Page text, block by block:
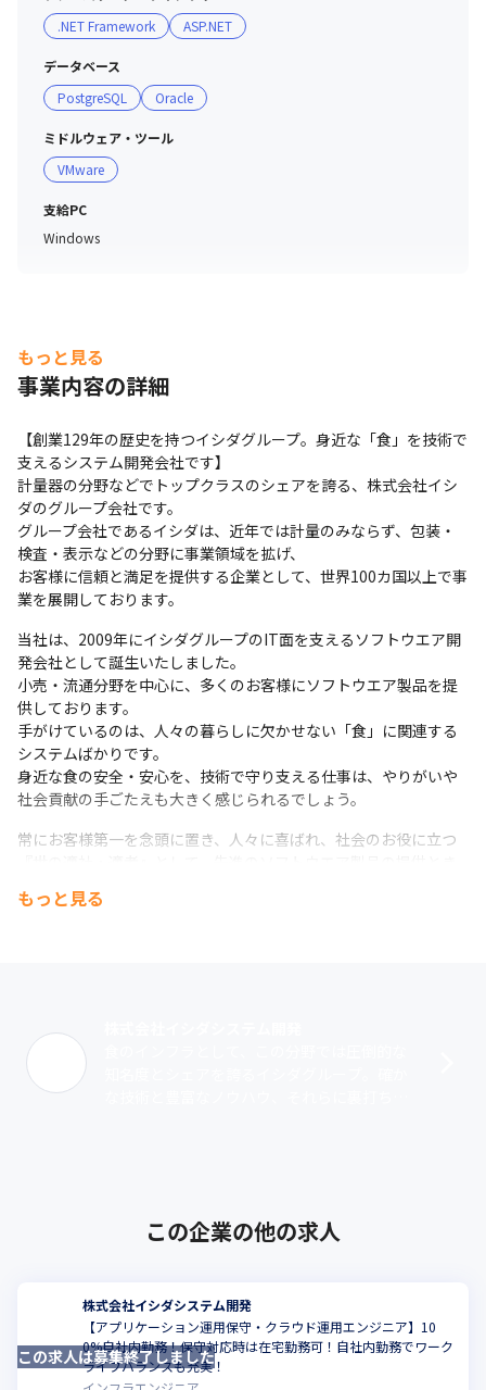
.NET Framework
ASP.NET
データベース
PostgreSQL
Oracle
ミドルウェア・ツール
VMware
支給PC
Windows
もっと見る
事業内容の詳細
【創業129年の歴史を持つイシダグループ。身近な「食」を技術で
支えるシステム開発会社です】
計量器の分野などでトップクラスのシェアを誇る、株式会社イシ
ダのグループ会社です。
グループ会社であるイシダは、近年では計量のみならず、包装・
検査・表示などの分野に事業領域を拡げ、
お客様に信頼と満足を提供する企業として、世界100カ国以上で事
業を展開しております。
当社は、2009年にイシダグループのIT面を支えるソフトウエア開
発会社として誕生いたしました。
小売・流通分野を中心に、多くのお客様にソフトウエア製品を提
供しております。
手がけているのは、人々の暮らしに欠かせない「食」に関連する
システムばかりです。
身近な食の安全・安心を、技術で守り支える仕事は、やりがいや
社会貢献の手ごたえも大きく感じられるでしょう。
常にお客様第一を念頭に置き、人々に喜ばれ、社会のお役に立つ
ります。
もっと見る
この企業の他の求人
株式会社イシダシステム開発
【アプリケーション運用保守・クラウド運用エンジニア】10
0%自社内勤務！保守対応時は在宅勤務可！自社内勤務でワーク
ライフバランスも充実！
この求人は募集終了しました